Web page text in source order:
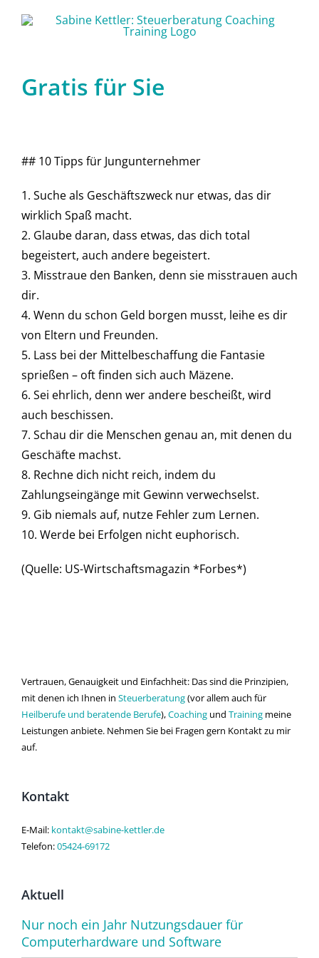
Inhalt
Gratis für Sie
## 10 Tipps für Jungunternehmer
1. Suche als Geschäftszweck nur etwas, das dir
wirklich Spaß macht.
2. Glaube daran, dass etwas, das dich total
begeistert, auch andere begeistert.
3. Misstraue den Banken, denn sie misstrauen auch
dir.
4. Wenn du schon Geld borgen musst, leihe es dir
von Eltern und Freunden.
5. Lass bei der Mittelbeschaffung die Fantasie
sprießen – oft finden sich auch Mäzene.
6. Sei ehrlich, denn wer andere bescheißt, wird
auch beschissen.
7. Schau dir die Menschen genau an, mit denen du
Geschäfte machst.
8. Rechne dich nicht reich, indem du
Zahlungseingänge mit Gewinn verwechselst.
9. Gib niemals auf, nutze Fehler zum Lernen.
10. Werde bei Erfolgen nicht euphorisch.
(Quelle: US-Wirtschaftsmagazin *Forbes*)
Vertrauen, Genauigkeit und Einfachheit: Das sind die Prinzipien,
mit denen ich Ihnen in Steuerberatung(vor allem auch für
Heilberufe und beratende Berufe),Coaching und Training meine
Leistungen anbiete. Nehmen Sie bei Fragen gern Kontakt zu mir
auf.
Kontakt
E-Mail: kontakt@sabine-kettler.de
Telefon:05424-69172
Aktuell
Nur noch ein Jahr Nutzungsdauer für
Computerhardware und Software